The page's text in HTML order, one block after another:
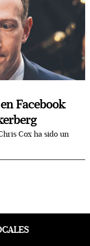
Facebook
Cox ha sido un